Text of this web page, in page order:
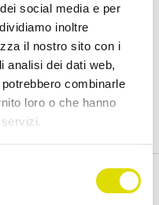
social media e per
inoltre
il nostro sito con i
analisi dei dati web,
combinarle
loro o che hanno
cookie-
nella sua
giorni.